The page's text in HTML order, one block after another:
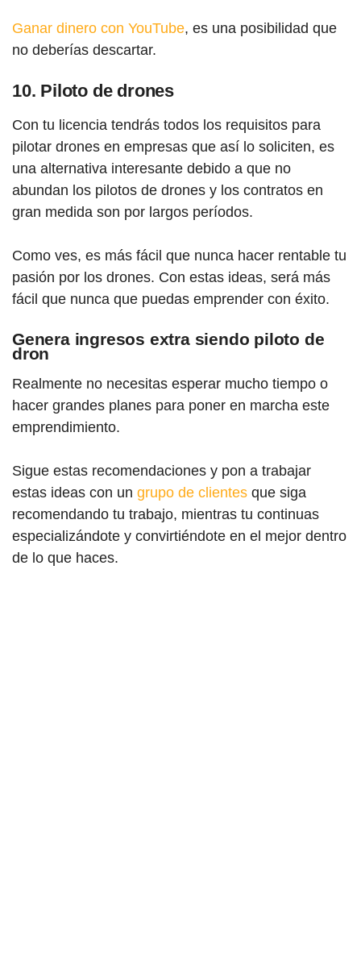
Ganar dinero con YouTube, es una posibilidad que
no deberías descartar.
10. Piloto de drones
Con tu licencia tendrás todos los requisitos para
pilotar drones en empresas que así lo soliciten, es
una alternativa interesante debido a que no
abundan los pilotos de drones y los contratos en
gran medida son por largos períodos.
Como ves, es más fácil que nunca hacer rentable tu
pasión por los drones. Con estas ideas, será más
fácil que nunca que puedas emprender con éxito.
Genera ingresos extra siendo piloto de
dron
Realmente no necesitas esperar mucho tiempo o
hacer grandes planes para poner en marcha este
emprendimiento.
Sigue estas recomendaciones y pon a trabajar
estas ideas con un grupo de clientes que siga
recomendando tu trabajo, mientras tu continuas
especializándote y convirtiéndote en el mejor dentro
de lo que haces.